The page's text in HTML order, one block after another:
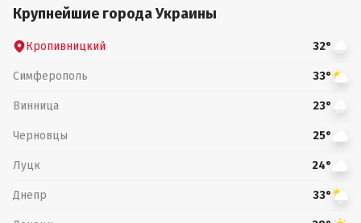
Крупнейшие города Украины
Кропивницкий 32°
Симферополь 33°
Винница 23°
Черновцы 25°
Луцк 24°
Днепр 33°